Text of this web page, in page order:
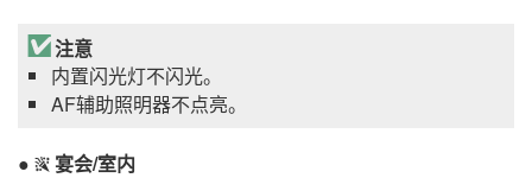
注意
内置闪光灯不闪光。
AF辅助照明器不点亮。
s 宴会/室内